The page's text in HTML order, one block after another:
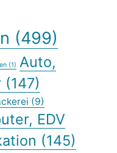
(499)
(1) Auto,
(147)
(9)
EDV
(145)